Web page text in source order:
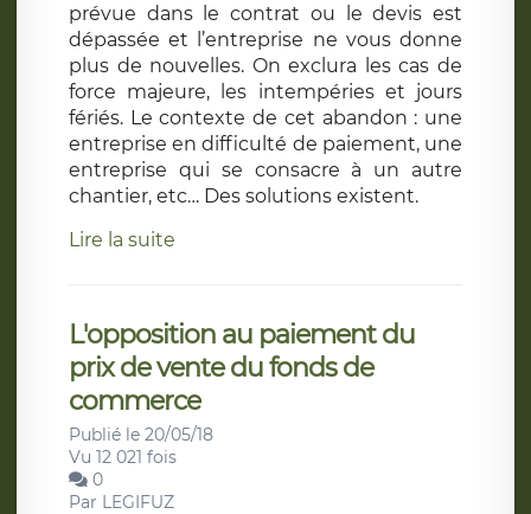
prévue dans le contrat ou le devis est
dépassée et l’entreprise ne vous donne
plus de nouvelles. On exclura les cas de
force majeure, les intempéries et jours
fériés. Le contexte de cet abandon : une
entreprise en difficulté de paiement, une
entreprise qui se consacre à un autre
chantier, etc… Des solutions existent.
Lire la suite
L'opposition au paiement du
prix de vente du fonds de
commerce
Publié le 20/05/18
Vu 12 021 fois
0
Par LEGIFUZ